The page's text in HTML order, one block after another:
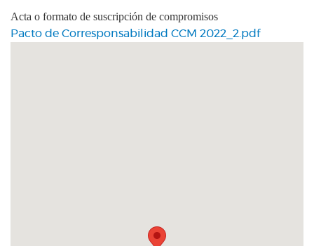
Acta o formato de suscripción de compromisos
Pacto de Corresponsabilidad CCM 2022_2.pdf